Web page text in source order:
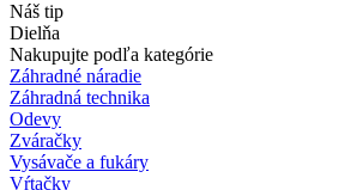
Náš tip
Dielňa
Nakupujte podľa kategórie
Záhradné náradie
Záhradná technika
Odevy
Zváračky
Vysávače a fukáry
Vŕtačky